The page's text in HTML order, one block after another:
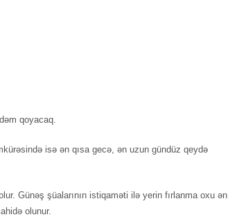
qoyacaq.
isə ən qısa gecə, ən uzun gündüz qeydə
Günəş şüalarının istiqaməti ilə yerin fırlanma oxu ən
olunur.